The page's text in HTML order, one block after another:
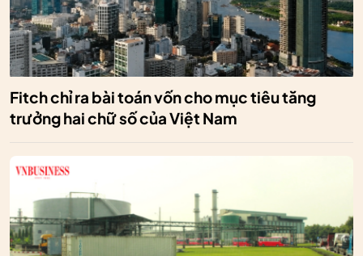
Fitch chỉ ra bài toán vốn cho mục tiêu tăng
trưởng hai chữ số của Việt Nam